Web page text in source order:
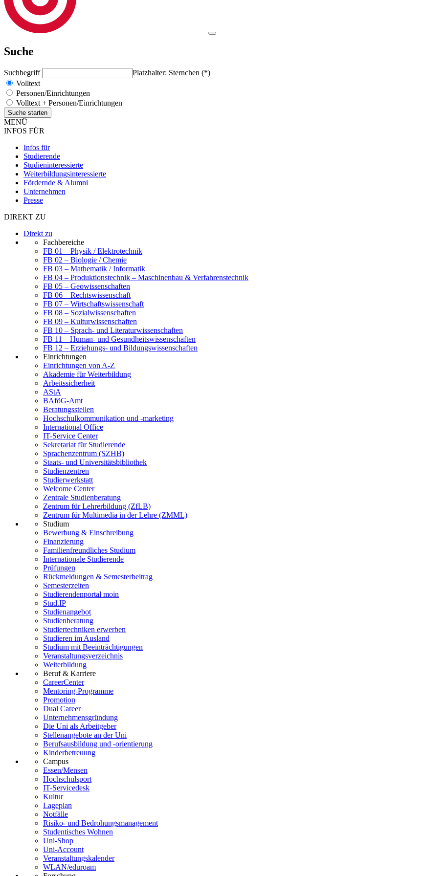
Suche
Suchbegriff
Platzhalter: Sternchen (*)
Volltext
Personen/Einrichtungen
Volltext + Personen/Einrichtungen
MENÜ
INFOS FÜR
Infos für
Studierende
Studieninteressierte
Weiterbildungsinteressierte
Fördernde & Alumni
Unternehmen
Presse
DIREKT ZU
Direkt zu
Fachbereiche
FB 01 – Physik / Elektrotechnik
FB 02 – Biologie / Chemie
FB 03 – Mathematik / Informatik
FB 04 – Produktionstechnik – Maschinenbau & Verfahrenstechnik
FB 05 – Geowissenschaften
FB 06 – Rechtswissenschaft
FB 07 – Wirtschaftswissenschaft
FB 08 – Sozialwissenschaften
FB 09 – Kulturwissenschaften
FB 10 – Sprach- und Literaturwissenschaften
FB 11 – Human- und Gesundheitswissenschaften
FB 12 – Erziehungs- und Bildungswissenschaften
Einrichtungen
Einrichtungen von A-Z
Akademie für Weiterbildung
Arbeitssicherheit
AStA
BAföG-Amt
Beratungsstellen
Hochschulkommunikation und -marketing
International Office
IT-Service Center
Sekretariat für Studierende
Sprachenzentrum (SZHB)
Staats- und Universitätsbibliothek
Studienzentren
Studierwerkstatt
Welcome Center
Zentrale Studienberatung
Zentrum für Lehrerbildung (ZfLB)
Zentrum für Multimedia in der Lehre (ZMML)
Studium
Bewerbung & Einschreibung
Finanzierung
Familienfreundliches Studium
Internationale Studierende
Prüfungen
Rückmeldungen & Semesterbeitrag
Semesterzeiten
Studierendenportal moin
Stud.IP
Studienangebot
Studienberatung
Studiertechniken erwerben
Studieren im Ausland
Studium mit Beeinträchtigungen
Veranstaltungsverzeichnis
Weiterbildung
Beruf & Karriere
CareerCenter
Mentoring-Programme
Promotion
Dual Career
Unternehmensgründung
Die Uni als Arbeitgeber
Stellenangebote an der Uni
Berufsausbildung und -orientierung
Kinderbetreuung
Campus
Essen/Mensen
Hochschulsport
IT-Servicedesk
Kultur
Lageplan
Notfälle
Risiko- und Bedrohungsmanagement
Studentisches Wohnen
Uni-Shop
Uni-Account
Veranstaltungskalender
WLAN/eduroam